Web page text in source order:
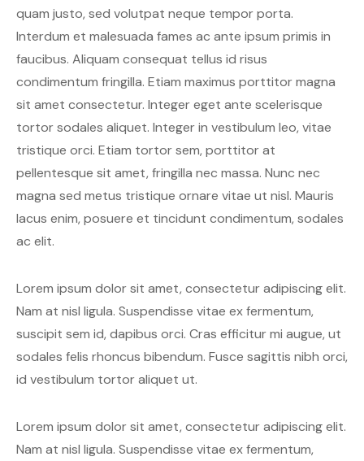
quam justo, sed volutpat neque tempor porta.
Interdum et malesuada fames ac ante ipsum primis in
faucibus. Aliquam consequat tellus id risus
condimentum fringilla. Etiam maximus porttitor magna
sit amet consectetur. Integer eget ante scelerisque
tortor sodales aliquet. Integer in vestibulum leo, vitae
tristique orci. Etiam tortor sem, porttitor at
pellentesque sit amet, fringilla nec massa. Nunc nec
magna sed metus tristique ornare vitae ut nisl. Mauris
lacus enim, posuere et tincidunt condimentum, sodales
ac elit.
Lorem ipsum dolor sit amet, consectetur adipiscing elit.
Nam at nisl ligula. Suspendisse vitae ex fermentum,
suscipit sem id, dapibus orci. Cras efficitur mi augue, ut
sodales felis rhoncus bibendum. Fusce sagittis nibh orci,
id vestibulum tortor aliquet ut.
Lorem ipsum dolor sit amet, consectetur adipiscing elit.
Nam at nisl ligula. Suspendisse vitae ex fermentum,